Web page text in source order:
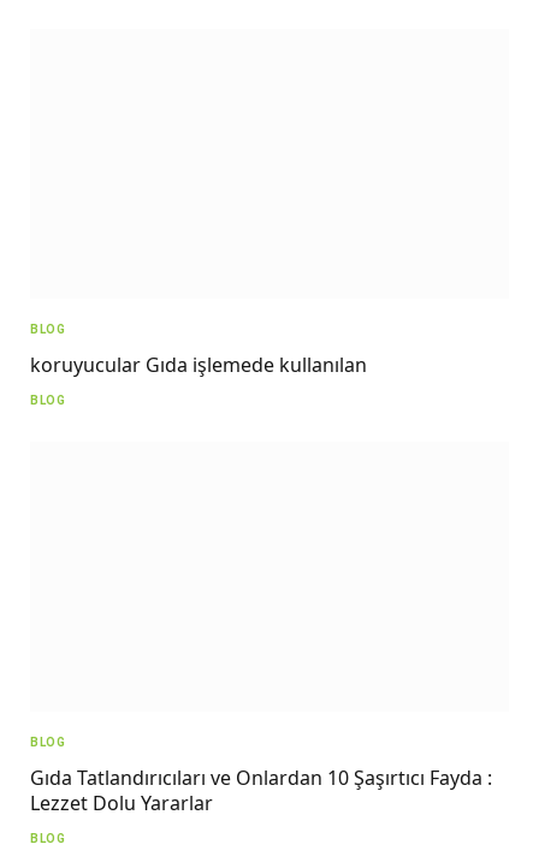
BLOG
koruyucular Gıda işlemede kullanılan
BLOG
BLOG
Gıda Tatlandırıcıları ve Onlardan 10 Şaşırtıcı Fayda :
Lezzet Dolu Yararlar
BLOG